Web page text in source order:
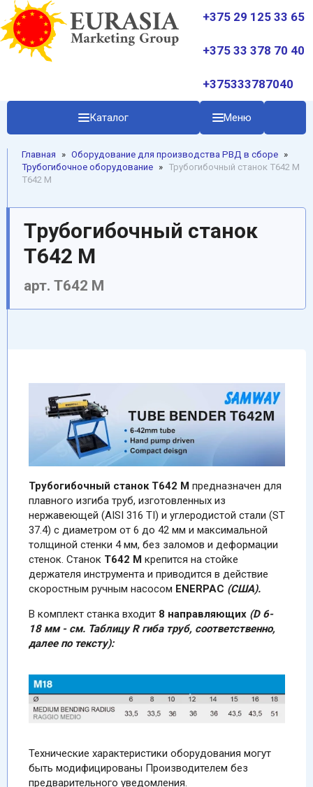
+375 29 125 33 65
+375 33 378 70 40
+375333787040
Каталог Меню
Главная » Oборудование для производства РВД в сборе »
Трубогибочное оборудование » Трубогибочный станок T642 M
Т642 М
Трубогибочный станок
T642 M
арт. Т642 М
Трубогибочный станок T642 M предназначен для
плавного изгиба труб, изготовленных из
нержавеющей (AISI 316 TI) и углеродистой стали (ST
37.4) с диаметром от 6 до 42 мм и максимальной
толщиной стенки 4 мм, без заломов и деформации
стенок. Станок T642 M крепится на стойке
держателя инструмента и приводится в действие
скоростным ручным насосом ENERPAC (США).
В комплект станка входит 8 направляющих (D 6-
18 мм - см. Таблицу R гиба труб, соответственно,
далее по тексту):
Технические характеристики оборудования могут
быть модифицированы Производителем без
предварительного уведомления.